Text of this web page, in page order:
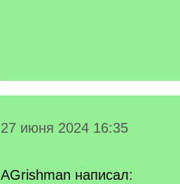
27 июня 2024 16:35
AGrishman написал: